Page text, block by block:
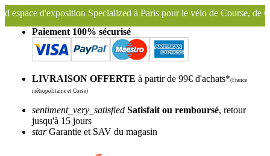
Specialized à Paris pour le vélo de Course, de Gravel, VTT,
Paiement 100% sécurisé
LIVRAISON OFFERTE à partir de 99€ d'achats*(France
métropolitaine et Corse)
sentiment_very_satisfied Satisfait ou remboursé, retour
jusqu'à 15 jours
starGarantie et SAV du magasin